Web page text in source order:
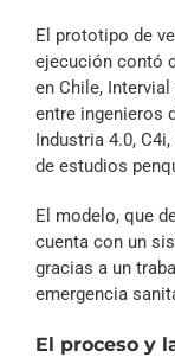
El prototipo de
ejecución contó
en Chile,
entre ingenieros
Industria 4.0,
de estudios
El modelo, que
cuenta con un
gracias a un
emergencia
El proceso y